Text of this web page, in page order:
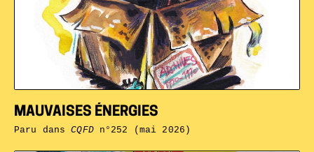
MAUVAISES ÉNERGIES
Paru dansCQFDn°252 (mai 2026)